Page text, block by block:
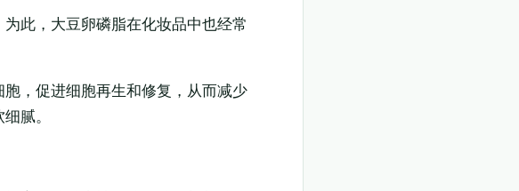
此，大豆卵磷脂在化妆品中也经常
，促进细胞再生和修复，从而减少
腻。